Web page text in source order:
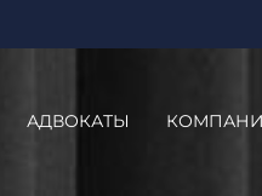
АДВОКАТЫ